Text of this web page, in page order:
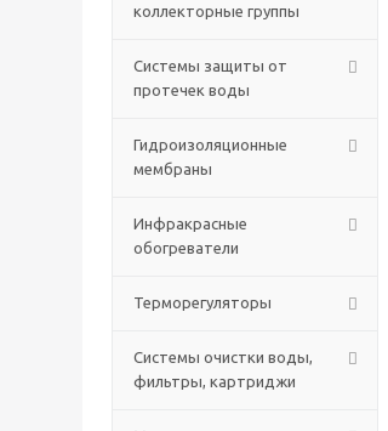
коллекторные группы
Системы защиты от
протечек воды
Гидроизоляционные
мембраны
Инфракрасные
обогреватели
Терморегуляторы
Системы очистки воды,
фильтры, картриджи